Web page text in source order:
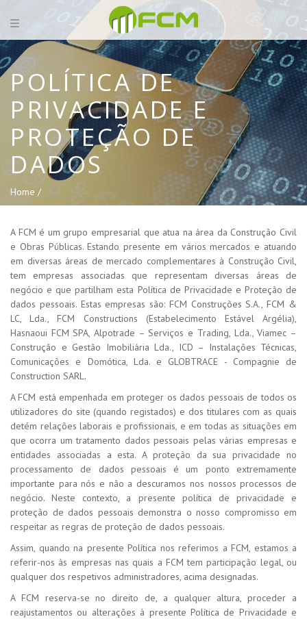
POLÍTICA DE
PRIVACIDADE E
PROTEÇÃO DE
DADOS
Home /
A FCM é um grupo empresarial que atua na área da Construção Civil
e Obras Públicas. Estando presente em vários mercados e atuando
em diversas áreas de mercado complementares à Construção Civil,
tem empresas associadas que representam diversas áreas de
negócio e que partilham esta Política de Privacidade e Proteção de
dados pessoais. Estas empresas são: FCM Construções S.A., FCM &
LC, Lda., FCM Constructions (Estabelecimento Estável Argélia),
Hasnaoui FCM SPA, Alpotrade – Serviços e Trading, Lda., Viamec –
Construção e Gestão Imobiliária Lda., ICD – Instalações Técnicas,
Comunicações e Domótica, Lda. e GLOBTRACE - Compagnie de
Construction SARL.
A FCM está empenhada em proteger os dados pessoais de todos os
utilizadores do site (quando registados) e dos titulares com as quais
detém relações laborais e profissionais, e em todas as situações em
que ocorra um tratamento dados pessoais pelas várias empresas e
entidades associadas a esta. A proteção da sua privacidade no
processamento de dados pessoais é um ponto extremamente
importante para nós e não a descuramos nos nossos processos de
negócio. Neste contexto, a presente política de privacidade e
proteção de dados pessoais demonstra o nosso compromisso em
respeitar as regras de proteção de dados pessoais.
Assim, quando na presente Política nos referimos a FCM, estamos a
referir-nos às empresas nas quais a FCM tem participação legal, ou
qualquer dos respetivos administradores, acima designadas.
A FCM reserva-se no direito de, a qualquer altura, proceder a
reajustamentos ou alterações à presente Política de Privacidade e